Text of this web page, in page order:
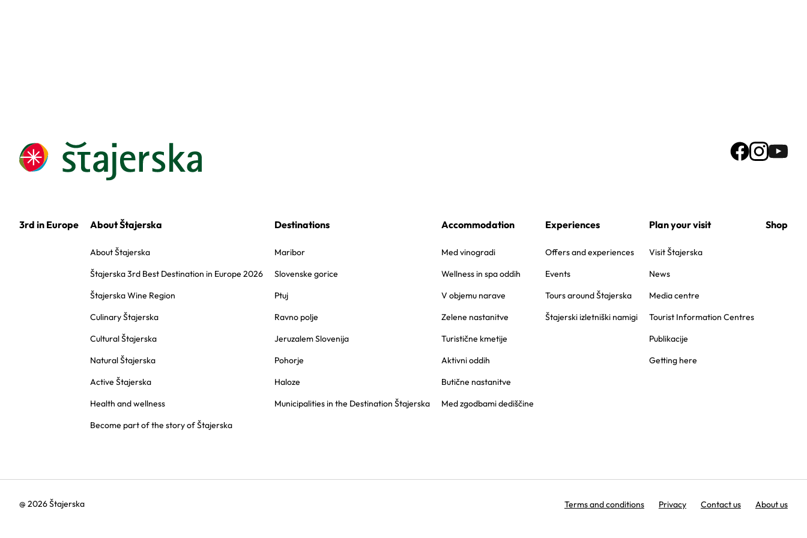
3rd in Europe About Štajerska
About Štajerska
Štajerska 3rd Best Destination in Europe 2026
Štajerska Wine Region
Culinary Štajerska
Cultural Štajerska
Natural Štajerska
Active Štajerska
Health and wellness
Become part of the story of Štajerska
Destinations
Maribor
Slovenske gorice
Ptuj
Ravno polje
Jeruzalem Slovenija
Pohorje
Haloze
Municipalities in the Destination Štajerska
Accommodation
Med vinogradi
Wellness in spa oddih
V objemu narave
Zelene nastanitve
Turistične kmetije
Aktivni oddih
Butične nastanitve
Med zgodbami dediščine
Experiences
Offers and experiences
Events
Tours around Štajerska
Štajerski izletniški namigi
Plan your visit
Visit Štajerska
News
Media centre
Tourist Information Centres
Publikacije
Getting here
Shop
@ 2026 Štajerska Terms and conditions Privacy Contact us About us